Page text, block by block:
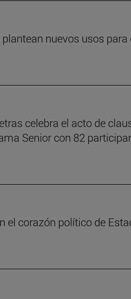
nuevos usos para
celebra el acto de
Senior con 82
el corazón político de